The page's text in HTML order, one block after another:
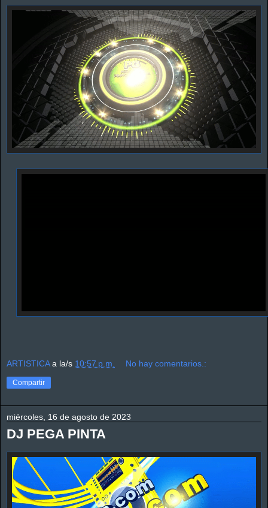
ARTISTICA a la/s 10:57 p.m. No hay comentarios.:
Compartir
miércoles, 16 de agosto de 2023
DJ PEGA PINTA